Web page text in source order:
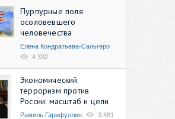
Пурпурные поля
осоловевшего
человечества
Елена Кондратьева-Сальгеро
4 332
Экономический
терроризм против
России: масштаб и цели
Рамиль Гарифуллин 3 881